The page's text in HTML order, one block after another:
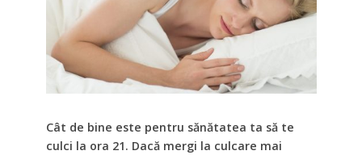
Cât de bine este pentru sănătatea ta să te
culci la ora 21. Dacă mergi la culcare mai